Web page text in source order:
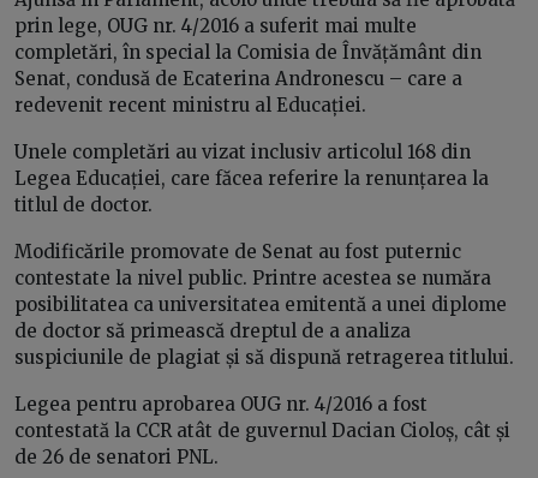
prin lege, OUG nr. 4/2016 a suferit mai multe
completări, în special la Comisia de Învățământ din
Senat, condusă de Ecaterina Andronescu – care a
redevenit recent ministru al Educației.
Unele completări au vizat inclusiv articolul 168 din
Legea Educației, care făcea referire la renunțarea la
titlul de doctor.
Modificările promovate de Senat au fost puternic
contestate la nivel public. Printre acestea se număra
posibilitatea ca universitatea emitentă a unei diplome
de doctor să primească dreptul de a analiza
suspiciunile de plagiat și să dispună retragerea titlului.
Legea pentru aprobarea OUG nr. 4/2016 a fost
contestată la CCR atât de guvernul Dacian Cioloș, cât și
de 26 de senatori PNL.